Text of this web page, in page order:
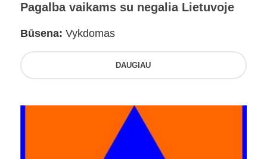
Pagalba vaikams su negalia Lietuvoje
Būsena: Vykdomas
DAUGIAU